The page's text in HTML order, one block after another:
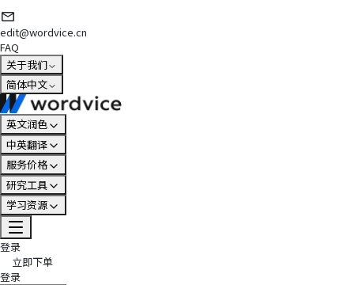
edit@wordvice.cn
FAQ
关于我们
简体中文
英文润色
中英翻译
服务价格
研究工具
学习资源
登录
立即下单
登录